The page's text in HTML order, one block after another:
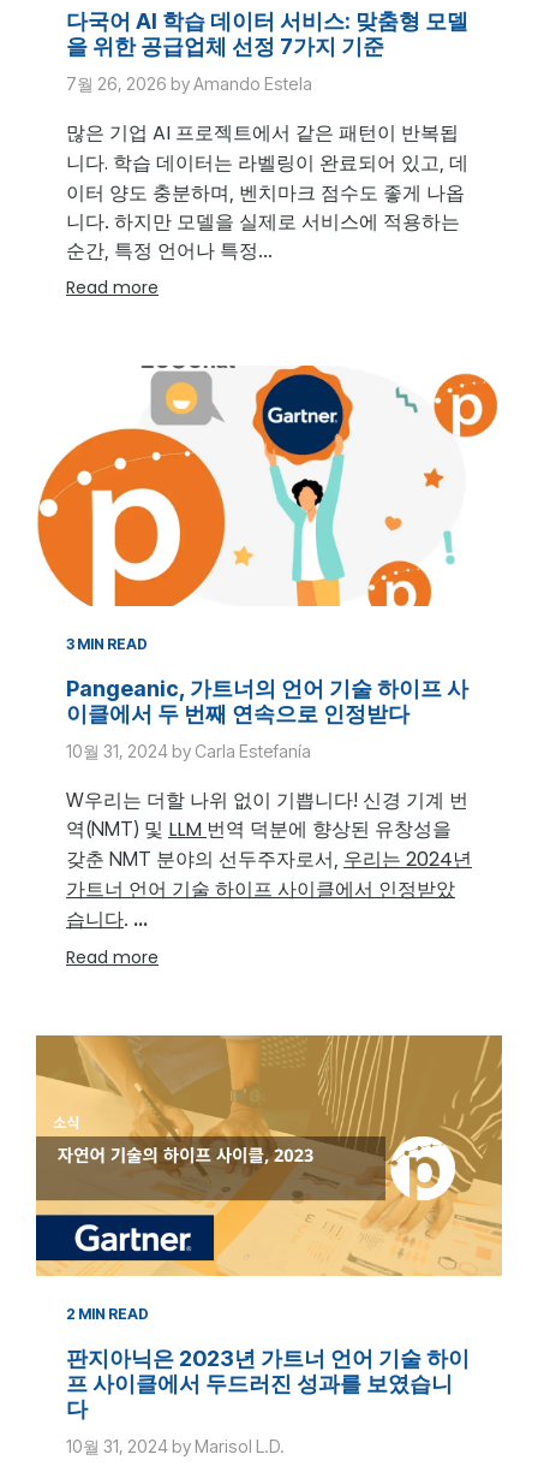
다국어 AI 학습 데이터 서비스: 맞춤형 모델
을 위한 공급업체 선정 7가지 기준
7월 26, 2026 by Amando Estela
많은 기업 AI 프로젝트에서 같은 패턴이 반복됩
니다. 학습 데이터는 라벨링이 완료되어 있고, 데
이터 양도 충분하며, 벤치마크 점수도 좋게 나옵
니다. 하지만 모델을 실제로 서비스에 적용하는
순간, 특정 언어나 특정...
Read more
3 MIN READ
Pangeanic, 가트너의 언어 기술 하이프 사
이클에서 두 번째 연속으로 인정받다
10월 31, 2024 by Carla Estefanía
W우리는 더할 나위 없이 기쁩니다! 신경 기계 번
역(NMT) 및 LLM 번역 덕분에 향상된 유창성을
갖춘 NMT 분야의 선두주자로서, 우리는 2024년
가트너 언어 기술 하이프 사이클에서 인정받았
습니다. ...
Read more
2 MIN READ
판지아닉은 2023년 가트너 언어 기술 하이
프 사이클에서 두드러진 성과를 보였습니
다
10월 31, 2024 by Marisol L.D.